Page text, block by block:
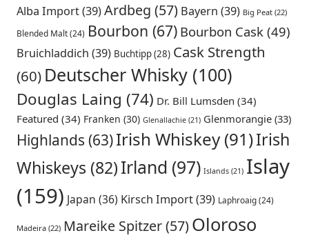
Alba Import(39)Ardbeg (57) Bayern (39) Big Peat(22)
Blended Malt(24) Bourbon (67) Bourbon Cask(49)
Bruichladdich (39) Buchtipp(28) Cask Strength
(60) Deutscher Whisky(100)
Douglas Laing (74) Dr. Bill Lumsden (34)
Featured (34) Franken (30) Glenallachie(21) Glenmorangie(33)
Highlands (63)Irish Whiskey(91)Irish
Whiskeys (82)Irland (97) Islands(21) Islay
(159) Japan (36) Kirsch Import(39) Laphroaig(24)
Madeira(22) Mareike Spitzer(57)Oloroso